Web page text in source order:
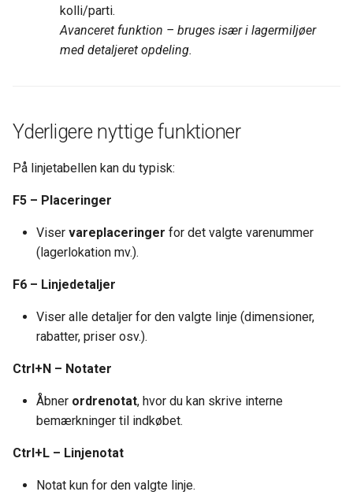
kolli/parti.
Avanceret funktion – bruges især i lagermiljøer
med detaljeret opdeling.
Yderligere nyttige funktioner
På linjetabellen kan du typisk:
F5 – Placeringer
Viser vareplaceringer for det valgte varenummer
(lagerlokation mv.).
F6 – Linjedetaljer
Viser alle detaljer for den valgte linje (dimensioner,
rabatter, priser osv.).
Ctrl+N – Notater
Åbner ordrenotat, hvor du kan skrive interne
bemærkninger til indkøbet.
Ctrl+L – Linjenotat
Notat kun for den valgte linje.